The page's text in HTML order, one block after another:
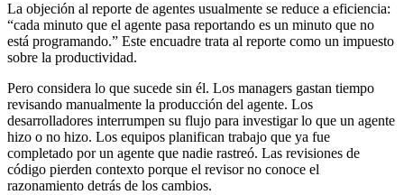
La objeción al reporte de agentes usualmente se reduce a eficiencia:
“cada minuto que el agente pasa reportando es un minuto que no
está programando.” Este encuadre trata al reporte como un impuesto
sobre la productividad.
Pero considera lo que sucede sin él. Los managers gastan tiempo
revisando manualmente la producción del agente. Los
desarrolladores interrumpen su flujo para investigar lo que un agente
hizo o no hizo. Los equipos planifican trabajo que ya fue
completado por un agente que nadie rastreó. Las revisiones de
código pierden contexto porque el revisor no conoce el
razonamiento detrás de los cambios.